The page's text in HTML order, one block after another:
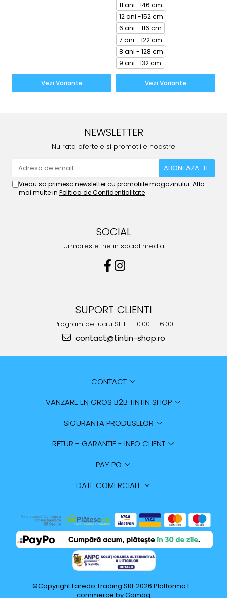
Vezi Variante
11 ani -146 cm
12 ani -152 cm
6 ani - 116 cm
7 ani - 122 cm
8 ani - 128 cm
9 ani -132 cm
Vezi Variante
NEWSLETTER
Nu rata ofertele si promotiile noastre
Vreau sa primesc newsletter cu promotiile magazinului. Afla
mai multe in Politica de Confidentialitate
SOCIAL
Urmareste-ne in social media
SUPORT CLIENTI
Program de lucru SITE - 10:00 - 16:00
contact@tintin-shop.ro
CONTACT
VANZARE EN GROS B2B TINTIN SHOP
SIGURANTA PRODUSELOR
RETUR - GARANTIE - INFO CLIENT
PAY PO
DATE COMERCIALE
©Copyright Laredo Trading SRL 2026 Platforma E-
commerce by Gomag